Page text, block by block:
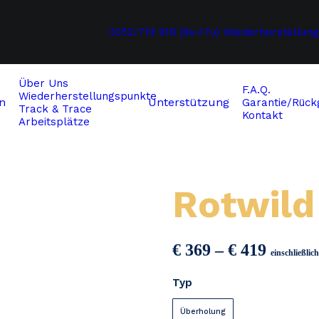
052/719 919 (9u-17u)
Über Uns
Wiederherstellungspunkte
Track & Trace
Arbeitsplätze
Unterstützung
F.A.Q.
Garantie/
Kontakt
Rotwild
€ 369 –€ 419
Typ
Überholung